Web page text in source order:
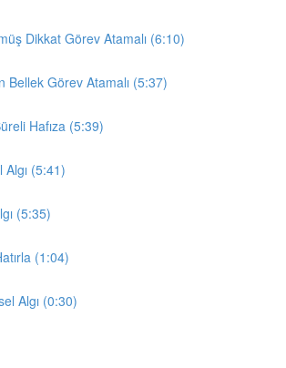
Dikkat Görev Atamalı (6:10)
Bellek Görev Atamalı (5:37)
Hafıza (5:39)
(5:41)
(5:35)
(1:04)
Algı (0:30)